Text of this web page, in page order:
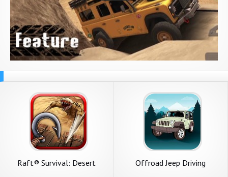
Raft® Survival: Desert
Offroad Jeep Driving